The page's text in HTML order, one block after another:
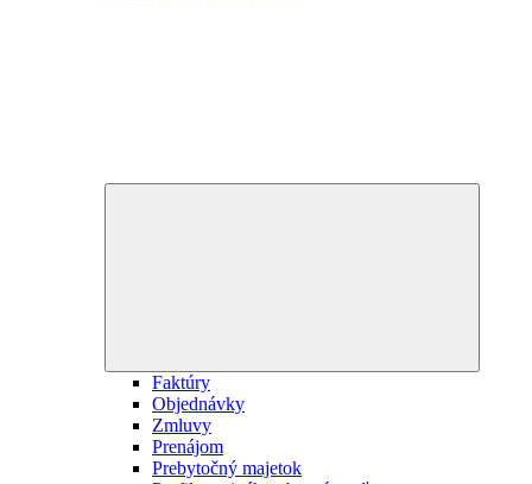
Faktúry
Objednávky
Zmluvy
Prenájom
Prebytočný majetok